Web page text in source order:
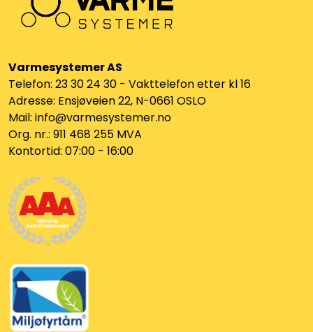
Varmesystemer AS
Telefon: 23 30 24 30 - Vakttelefon etter kl 16
Adresse: Ensjøveien 22, N-0661 OSLO
Mail: info@varmesystemer.no
Org. nr.: 911 468 255 MVA
Kontortid: 07:00 - 16:00